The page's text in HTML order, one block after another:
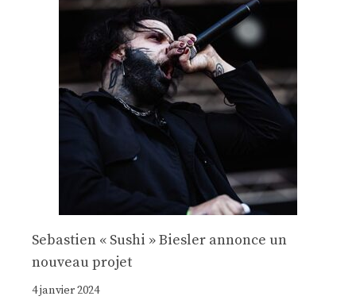
Sebastien « Sushi » Biesler annonce un
nouveau projet
4 janvier 2024